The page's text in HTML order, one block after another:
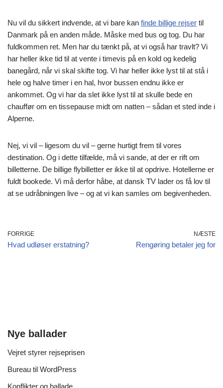
Nu vil du sikkert indvende, at vi bare kan finde billige rejser til
Danmark på en anden måde. Måske med bus og tog. Du har
fuldkommen ret. Men har du tænkt på, at vi også har travlt? Vi
har heller ikke tid til at vente i timevis på en kold og kedelig
banegård, når vi skal skifte tog. Vi har heller ikke lyst til at stå i
hele og halve timer i en hal, hvor bussen endnu ikke er
ankommet. Og vi har da slet ikke lyst til at skulle bede en
chauffør om en tissepause midt om natten – sådan et sted inde i
Alperne.
Nej, vi vil – ligesom du vil – gerne hurtigt frem til vores
destination. Og i dette tilfælde, må vi sande, at der er rift om
billetterne. De billige flybilletter er ikke til at opdrive. Hotellerne er
fuldt bookede. Vi må derfor håbe, at dansk TV lader os få lov til
at se udråbningen live – og at vi kan samles om begivenheden.
FORRIGE
Hvad udløser erstatning?
NÆSTE
Rengøring betaler jeg for
Nye ballader
Vejret styrer rejseprisen
Bureau til WordPress
Konflikter og ballade